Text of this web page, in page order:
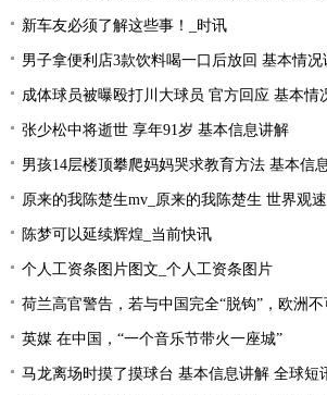
新车友必须了解这些事！_时讯
男子拿便利店3款饮料喝一口后放回 基本情况
成体球员被曝殴打川大球员 官方回应 基本情
张少松中将逝世 享年91岁 基本信息讲解
男孩14层楼顶攀爬妈妈哭求教育方法 基本信
原来的我陈楚生mv_原来的我陈楚生 世界观
陈梦可以延续辉煌_当前快讯
个人工资条图片图文_个人工资条图片
荷兰高官警告，若与中国完全“脱钩”，欧洲
英媒 在中国，“一个音乐节带火一座城”
马龙离场时摸了摸球台 基本信息讲解 全球短